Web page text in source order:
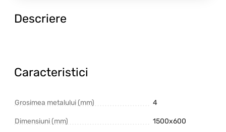
Descriere
Caracteristici
Grosimea metalului (mm) 4
Dimensiuni (mm) 1500х600